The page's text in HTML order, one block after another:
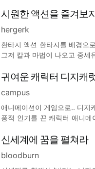
지적되었던 많은 부분을 개선
시원한 액션을 즐겨보
hergerk
환타지 액션 환타지를 배경으
그저 칼과 마법이 나오고 중세
환타지라고 하는 것은 마우스
귀여운 캐릭터 디지캐
campus
애니메이션이 게임으로.. 디지
풍적 인기를 끈 캐릭터 애니
한 게임으로 국내에서는 디지
신세계에 꿈을 펼쳐라
bloodburn